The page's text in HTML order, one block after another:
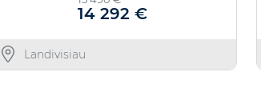
14 292 €
Landivisiau